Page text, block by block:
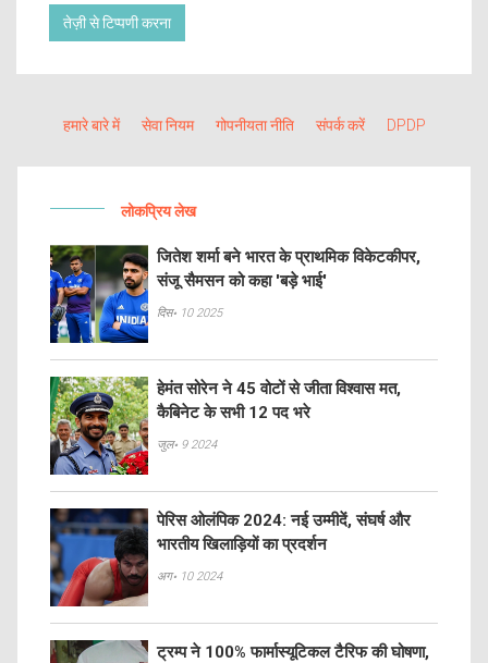
तेज़ी से टिप्पणी करना
हमारे बारे में सेवा नियम गोपनीयता नीति संपर्क करें DPDP
लोकप्रिय लेख
जितेश शर्मा बने भारत के प्राथमिक विकेटकीपर,
संजू सैमसन को कहा 'बड़े भाई'
दिस॰ 10 2025
हेमंत सोरेन ने 45 वोटों से जीता विश्वास मत,
कैबिनेट के सभी 12 पद भरे
जुल॰ 9 2024
पेरिस ओलंपिक 2024: नई उम्मीदें, संघर्ष और
भारतीय खिलाड़ियों का प्रदर्शन
अग॰ 10 2024
ट्रम्प ने 100% फार्मास्यूटिकल टैरिफ की घोषणा,